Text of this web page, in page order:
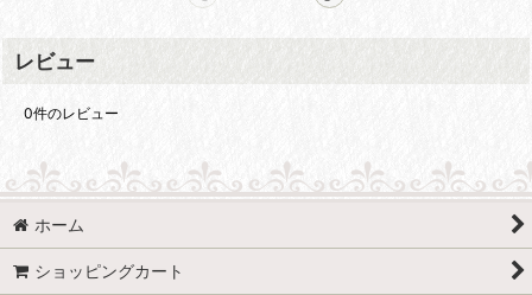
レビュー
0件のレビュー
ホーム
ショッピングカート